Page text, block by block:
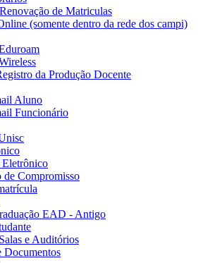
de Matriculas
(somente dentro da rede dos campi)
da Produção Docente
Aluno
Funcionário
de Compromisso
EAD - Antigo
e Auditórios
Documentos